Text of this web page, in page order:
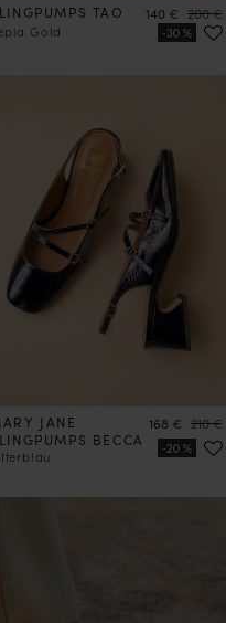
TAO
Gold
Preis
140 € Preis
200 €
JANE
BECCA
Preis
168 € Preis
210 €